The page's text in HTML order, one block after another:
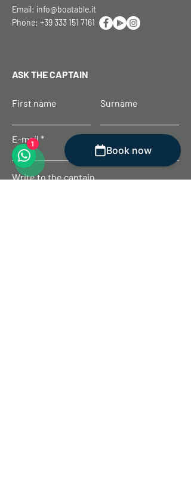
Email: info@boatable.it
Phone: +39 333 151 7161
ASK THE CAPTAIN
First name Surname
E-mail
Write to the captain
1 Book now